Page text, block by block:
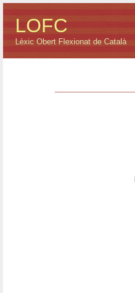
LOFC
Lèxic Obert Flexionat de Català